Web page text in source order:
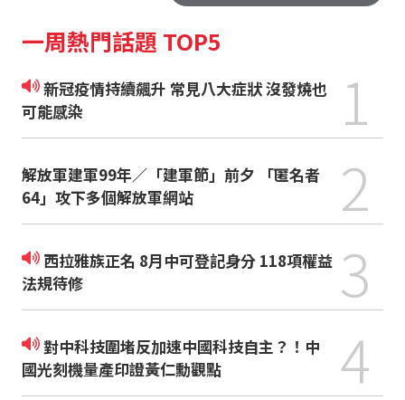
一周熱門話題 TOP5
新冠疫情持續飆升 常見八大症狀 沒發燒也
可能感染
1
解放軍建軍99年／「建軍節」前夕 「匿名者
64」攻下多個解放軍網站
2
西拉雅族正名 8月中可登記身分 118項權益
法規待修
3
對中科技圍堵反加速中國科技自主？！中
國光刻機量產印證黃仁勳觀點
4